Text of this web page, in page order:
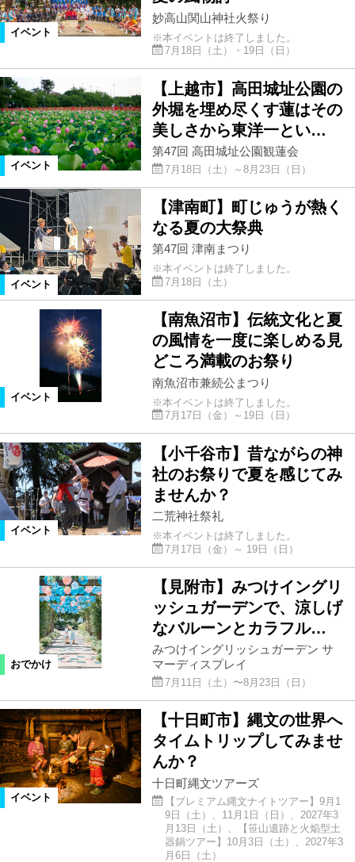
イベント
妙高山関山神社火祭り
※本イベントは終了しました。
7月18日（土）・19日（日）
イベント
【上越市】高田城址公園の
外堀を埋め尽くす蓮はその
美しさから東洋一とい…
第47回 高田城址公園観蓮会
7月18日（土）～8月23日（日）
イベント
【津南町】町じゅうが熱く
なる夏の大祭典
第47回 津南まつり
※本イベントは終了しました。
7月18日（土）
イベント
【南魚沼市】伝統文化と夏
の風情を一度に楽しめる見
どころ満載のお祭り
南魚沼市兼続公まつり
※本イベントは終了しました。
7月17日（金）～19日（日）
イベント
【小千谷市】昔ながらの神
社のお祭りで夏を感じてみ
ませんか？
二荒神社祭礼
※本イベントは終了しました。
7月17日（金）～ 19日（日）
おでかけ
【見附市】みつけイングリ
ッシュガーデンで、涼しげ
なバルーンとカラフル…
みつけイングリッシュガーデン サ
マーディスプレイ
7月11日（土）〜8月23日（日）
イベント
【十日町市】縄文の世界へ
タイムトリップしてみませ
んか？
十日町縄文ツアーズ
【プレミアム縄文ナイトツアー】9月1
9日（土）、11月1日（日）、2027年3
月13日（土）、【笹山遺跡と火焔型土
器鍋ツアー】10月3日（土）、2027年3
月6日（土）